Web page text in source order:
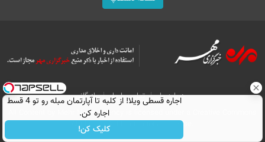
درباره ما تماس با ما
بازرگانی
All Content by Mehr News Agency is licensed under a Creative Commons
Attribution 4.0 International License.
اجاره‌ قسطی ویلا! از کلبه تا آپارتمان مبله رو تو 4 قسط
اجاره کن.
کلیک کن!